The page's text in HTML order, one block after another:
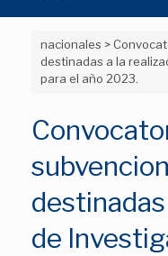
nacionales >
destinadas a la
para el año 2023.
de